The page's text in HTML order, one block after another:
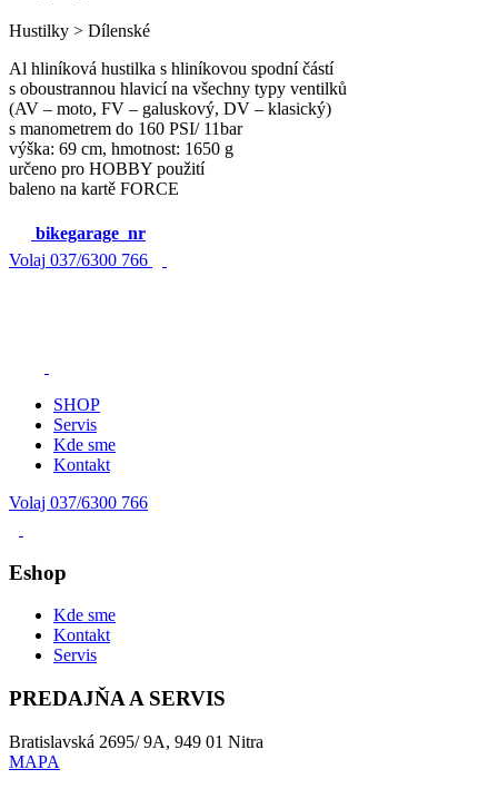
Hustilky > Dílenské
Al hliníková hustilka s hliníkovou spodní částí
s oboustrannou hlavicí na všechny typy ventilků
(AV – moto, FV – galuskový, DV – klasický)
s manometrem do 160 PSI/ 11bar
výška: 69 cm, hmotnost: 1650 g
určeno pro HOBBY použití
baleno na kartě FORCE
bikegarage_nr
Volaj 037/6300 766
SHOP
Servis
Kde sme
Kontakt
Volaj 037/6300 766
Eshop
Kde sme
Kontakt
Servis
PREDAJŇA A SERVIS
Bratislavská 2695/ 9A, 949 01 Nitra
MAPA